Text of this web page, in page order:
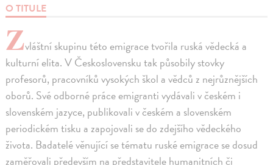
O TITULE
Zvláštní skupinu této emigrace tvořila ruská vědecká a
kulturní elita. V Československu tak působily stovky
profesorů, pracovníků vysokých škol a vědců z nejrůznějších
oborů. Své odborné práce emigranti vydávali v českém i
slovenském jazyce, publikovali v českém a slovenském
periodickém tisku a zapojovali se do zdejšího vědeckého
života. Badatelé věnující se tématu ruské emigrace se dosud
zaměřovali především na představitele humanitních či